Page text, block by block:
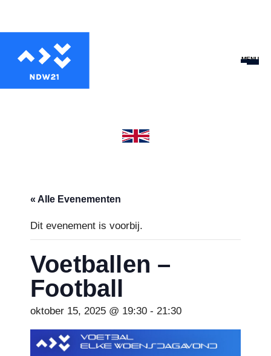
MENU
« Alle Evenementen
Dit evenement is voorbij.
Voetballen –
Football
oktober 15, 2025 @ 19:30 - 21:30